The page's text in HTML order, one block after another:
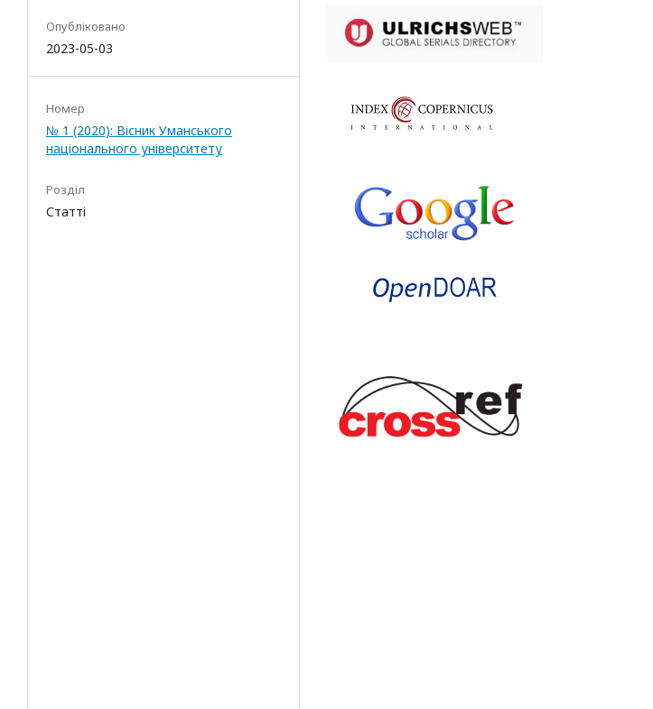
Опубліковано
2023-05-03
Номер
№ 1 (2020): Вісник Уманського
національного університету
Розділ
Статті